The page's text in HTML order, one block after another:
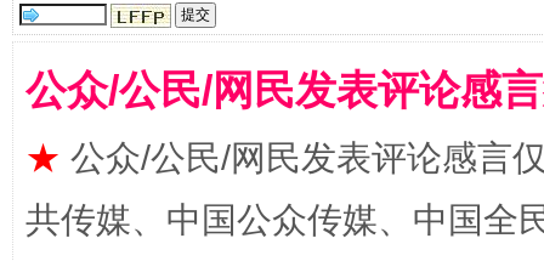
揭批美国五大"原罪" "炒
公众/公民/网民发表评论感
★ 公众/公民/网民发表评论感言
共传媒、中国公众传媒、中国全